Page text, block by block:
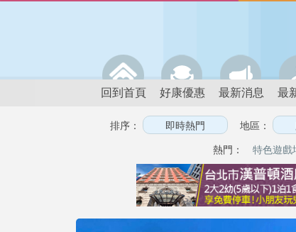
回到首頁 好康優惠 最新消息 最
排序： 地區：
熱門： 特色遊戲